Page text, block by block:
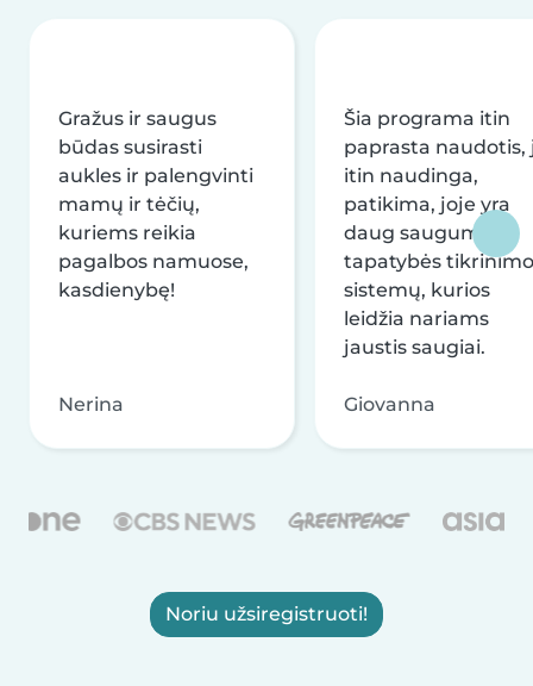
Gražus ir saugus
būdas susirasti
aukles ir palengvinti
mamų ir tėčių,
kuriems reikia
pagalbos namuose,
kasdienybę!
Nerina
Šia programa itin
paprasta naudotis,
itin naudinga,
patikima, joje yra
daug saugumo ir
tapatybės tikrinimo
sistemų, kurios
leidžia nariams
jaustis saugiai.
Giovanna
Noriu užsiregistruoti!